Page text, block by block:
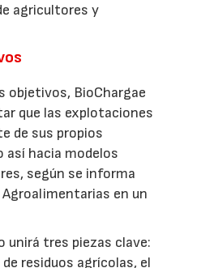
agricultores y
objetivos, BioChargae
que las explotaciones
de sus propios
así hacia modelos
según se informa
en un
unirá tres piezas clave:
residuos agrícolas, el